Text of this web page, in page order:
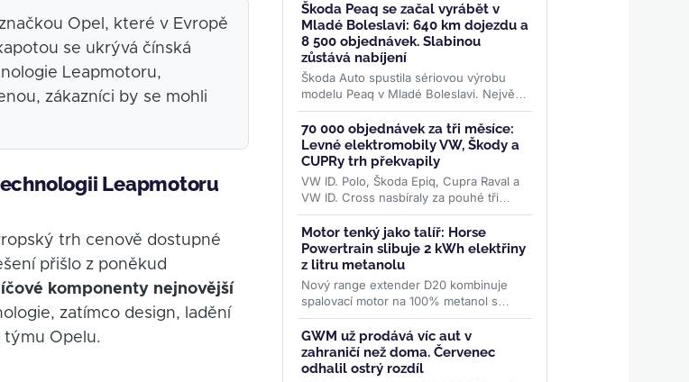
Opel, které v Evropě
se ukrývá čínská
Leapmotoru,
zákazníci by se mohli
Leapmotoru
trh cenově dostupné
přišlo z poněkud
komponenty nejnovější
zatímco design, ladění
Opelu.
Škoda Peaq se začal vyrábět v
Mladé Boleslavi: 640 km dojezdu a
8 500 objednávek. Slabinou
zůstává nabíjení
Škoda Auto spustila sériovou výrobu
modelu Peaq v Mladé Boleslavi. Největší
elektromobil značky se montuje na
stejné lince jako Enyaq a...>>
70 000 objednávek za tři měsíce:
Levné elektromobily VW, Škody a
CUPRy trh překvapily
VW ID. Polo, Škoda Epiq, Cupra Raval a
VW ID. Cross nasbíraly za pouhé tři
měsíce přes 70 000 objednávek. Levná
rodina elektromobilů...>>
Motor tenký jako talíř: Horse
Powertrain slibuje 2 kWh elektřiny
z litru metanolu
Nový range extender D20 kombinuje
spalovací motor na 100% metanol s
kompaktním diskovým generátorem o
účinnosti 96,4 %. Firma slibuje
studený...>>
GWM už prodává víc aut v
zahraničí než doma. Červenec
odhalil ostrý rozdíl